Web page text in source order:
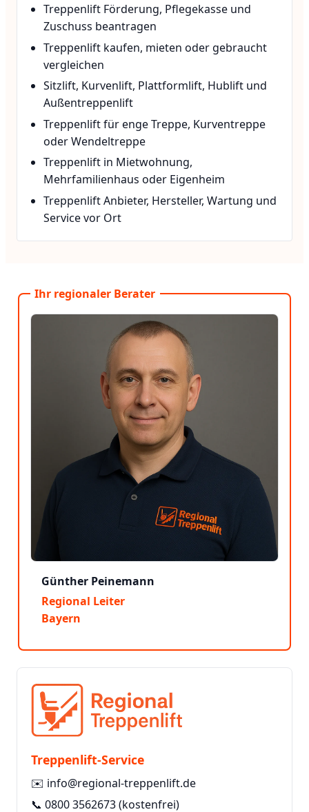
Treppenlift Förderung, Pflegekasse und
Zuschuss beantragen
Treppenlift kaufen, mieten oder gebraucht
vergleichen
Sitzlift, Kurvenlift, Plattformlift, Hublift und
Außentreppenlift
Treppenlift für enge Treppe, Kurventreppe
oder Wendeltreppe
Treppenlift in Mietwohnung,
Mehrfamilienhaus oder Eigenheim
Treppenlift Anbieter, Hersteller, Wartung und
Service vor Ort
Ihr regionaler Berater
Günther Peinemann
Regional Leiter
Bayern
Treppenlift-Service
✉️ info@regional-treppenlift.de
📞 0800 3562673(kostenfrei)